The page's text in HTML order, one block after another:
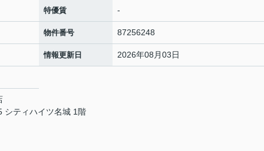
特優賃 -
物件番号 87256248
情報更新日 2026年08月03日
シティハイツ名城 1階